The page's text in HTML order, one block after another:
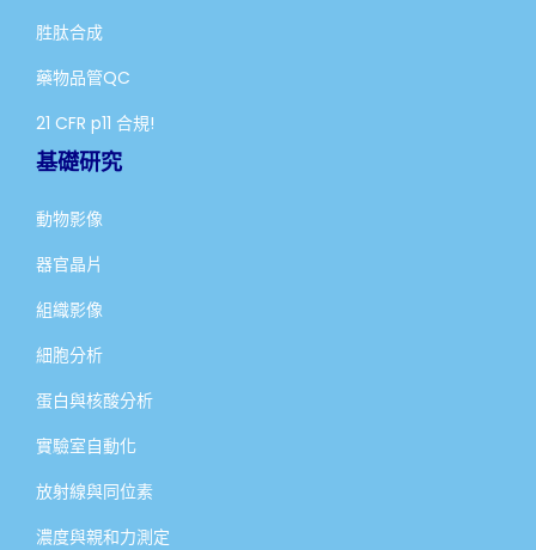
胜肽合成
藥物品管QC
21 CFR p11 合規!
基礎研究
動物影像
器官晶片
組織影像
細胞分析
蛋白與核酸分析
實驗室自動化
放射線與同位素
濃度與親和力測定